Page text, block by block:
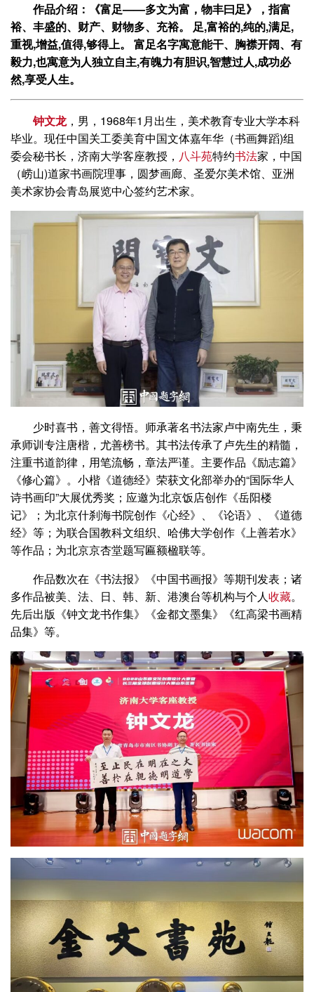
作品介绍：《富足——多文为富，物丰曰足》，指富
裕、丰盛的、财产、财物多、充裕。 足,富裕的,纯的,满足,
重视,增益,值得,够得上。 富足名字寓意能干、胸襟开阔、有
毅力,也寓意为人独立自主,有魄力有胆识,智慧过人,成功必
然,享受人生。
钟文龙，男，1968年1月出生，美术教育专业大学本科
毕业。现任中国关工委美育中国文体嘉年华（书画舞蹈)组
委会秘书长，济南大学客座教授， 八斗苑特约书法家，中国
（崂山)道家书画院理事，圆梦画廊、圣爱尔美术馆、亚洲
美术家协会青岛展览中心签约艺术家。
少时喜书，善文得悟。师承著名书法家卢中南先生，秉
承师训专注唐楷，尤善榜书。其书法传承了卢先生的精髓，
注重书道韵律，用笔流畅，章法严谨。主要作品《励志篇》
《修心篇》。小楷《道德经》荣获文化部举办的“国际华人
诗书画印”大展优秀奖；应邀为北京饭店创作《岳阳楼
记》；为北京什刹海书院创作《心经》、《论语》、《道德
经》等；为联合国教科文组织、哈佛大学创作《上善若水》
等作品；为北京京杏堂题写匾额楹联等。
作品数次在《书法报》《中国书画报》等期刊发表；诸
多作品被美、法、日、韩、新、港澳台等机构与个人收藏。
先后出版《钟文龙书作集》《金都文墨集》《红高梁书画精
品集》等。